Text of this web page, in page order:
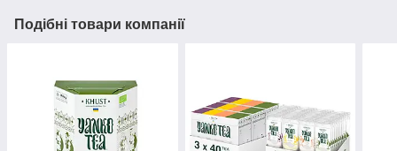
Подібні товари компанії